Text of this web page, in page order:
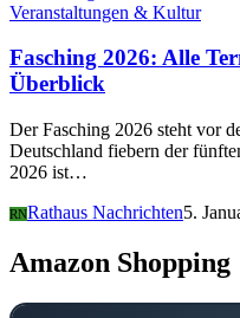
Veranstaltungen & Kultur
Fasching 2026: Alle
Überblick
Der Fasching 2026 steht vor
Deutschland fiebern der
2026 ist…
RNRathaus Nachrichten5.
Amazon Shopping